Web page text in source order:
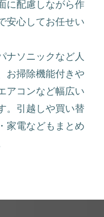
に配慮しながら作
安心してお任せい
ナソニックなど人
お掃除機能付きや
アコンなど幅広い
。引越しや買い替
家電などもまとめ